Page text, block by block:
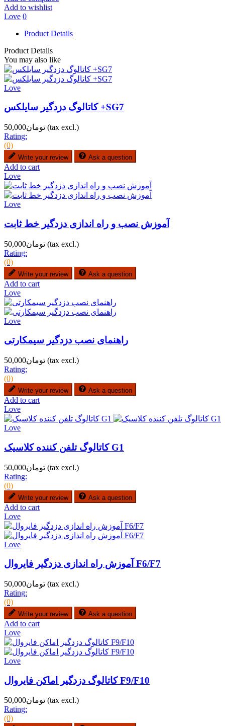
Add to wishlist
Love 0
Product Details
Product Details
You may also like
Love
کاتالوگ دزدگیر سایلکس +SG7
تومان50,000 (tax excl.)
Rating:
(0)
Write your review Ask a question
Add to cart
Love
Love
آموزش نصب و راه اندازی دزدگیر خط ثابت
تومان50,000 (tax excl.)
Rating:
(0)
Write your review Ask a question
Add to cart
Love
Love
راهنمای نصب دزدگیر سیمکارتی
تومان50,000 (tax excl.)
Rating:
(0)
Write your review Ask a question
Add to cart
Love
Love
کاتالوگ تلفن کننده کلاسیک G1
تومان50,000 (tax excl.)
Rating:
(0)
Write your review Ask a question
Add to cart
Love
Love
آموزش راه اندازی دزدگیر فایروال F6/F7
تومان50,000 (tax excl.)
Rating:
(0)
Write your review Ask a question
Add to cart
Love
Love
کاتالوگ دزدگیر اماکن فایروال F9/F10
تومان50,000 (tax excl.)
Rating:
(0)